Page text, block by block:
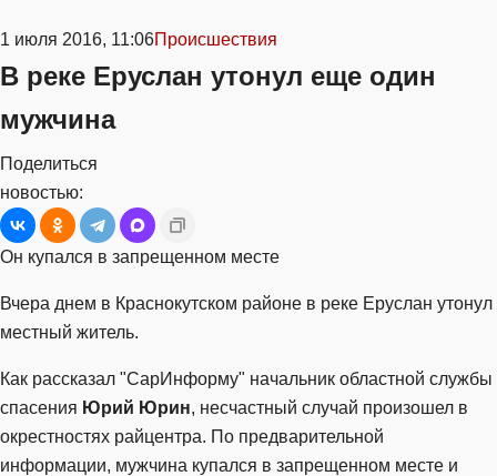
1 июля 2016, 11:06Происшествия
В реке Еруслан утонул еще один
мужчина
Поделиться
новостью:
Он купался в запрещенном месте
Вчера днем в Краснокутском районе в реке Еруслан утонул
местный житель.
Как рассказал "СарИнформу" начальник областной службы
спасения Юрий Юрин, несчастный случай произошел в
окрестностях райцентра. По предварительной
информации, мужчина купался в запрещенном месте и